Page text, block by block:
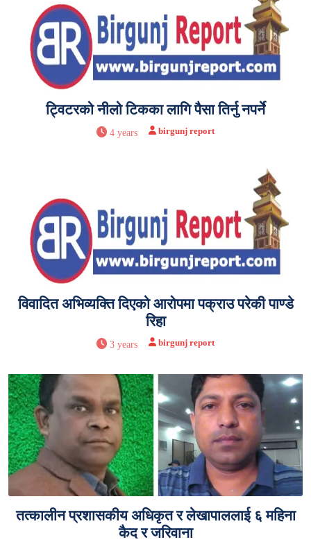
ट्विटरको नीलो टिकका लागि पैसा तिर्नु नपर्ने
4 years birgunj report
विवादित अभिव्यक्ति दिएको आरोपमा पक्राउ परेकी पाण्डे
रिहा
3 years birgunj report
तत्कालीन प्रशासकीय अधिकृत र लेखापाललाई ६ महिना
कैद र जरिवाना